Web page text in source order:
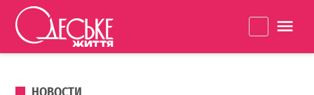
Перейти к содержанию
життя
ОПУБЛИКОВАНО В